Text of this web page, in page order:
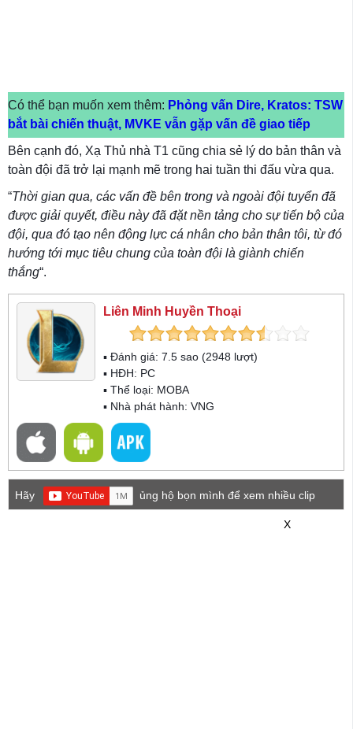
Có thể bạn muốn xem thêm: Phỏng vấn Dire, Kratos: TSW
bắt bài chiến thuật, MVKE vẫn gặp vấn đề giao tiếp
Bên cạnh đó, Xạ Thủ nhà T1 cũng chia sẻ lý do bản thân và
toàn đội đã trở lại mạnh mẽ trong hai tuần thi đấu vừa qua.
“Thời gian qua, các vấn đề bên trong và ngoài đội tuyển đã
được giải quyết, điều này đã đặt nền tảng cho sự tiến bộ của
đội, qua đó tạo nên động lực cá nhân cho bản thân tôi, từ đó
hướng tới mục tiêu chung của toàn đội là giành chiến
thắng“.
Liên Minh Huyền Thoại
▪ Đánh giá: 7.5 sao (2948 lượt)
▪ HĐH: PC
▪ Thể loại: MOBA
▪ Nhà phát hành: VNG
Hãy
ủng hộ bọn mình để xem nhiều clip
X